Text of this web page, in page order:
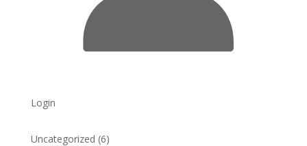
Login
Uncategorized 66